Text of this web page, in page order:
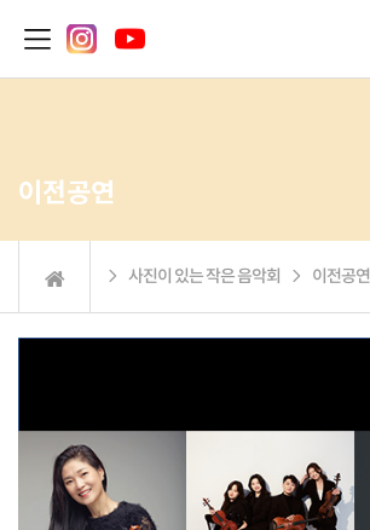
이전공연
 사진이 있는 작은 음악회  이전공연